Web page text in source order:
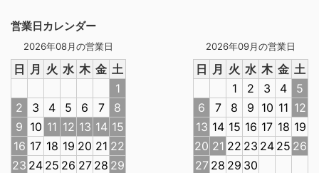
営業日カレンダー
2026年08月の営業日
日 月 火 水 木 金 土
1
2
3 4 5 6 7
8
9 10 11 12 13 14 15
16 17 18 19 20 21 22
23 24 25 26 27 28 29
2026年09月の営業日
日 月 火 水 木 金 土
1
2 3 4
5
6
7 8 9 10 11 12
13 14 15 16 17 18 19
20 21 22 23 24 25 26
27 28 29 30